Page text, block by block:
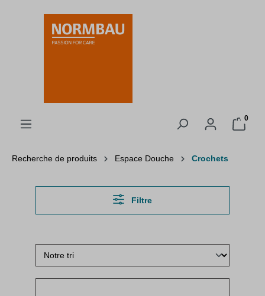
principal
0
Recherche de produits Espace Douche Crochets
Filtre